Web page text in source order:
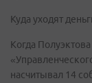
Куда уходят
Когда
насчитывал 14